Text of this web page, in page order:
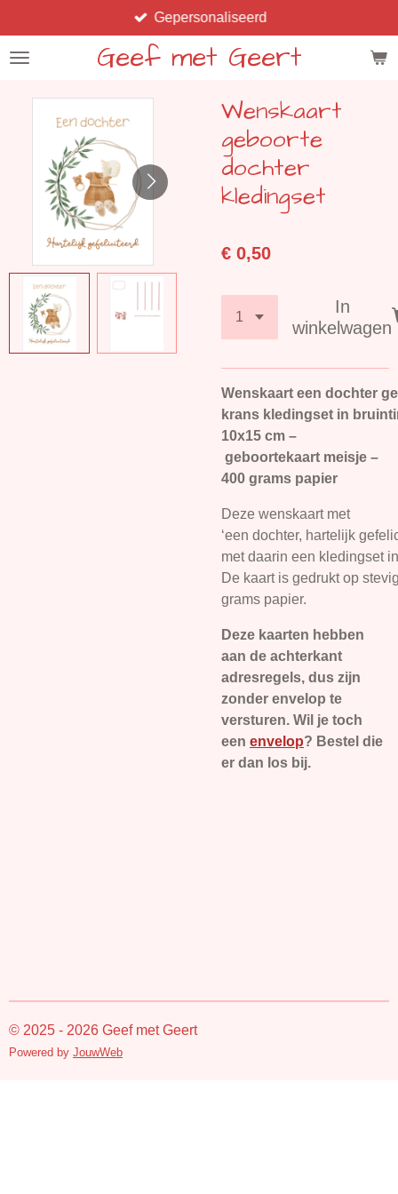
direct
naar
hoofdinhoud
Geef met Geert
Gepersonaliseerd
Wenskaart
geboorte
dochter
kledingset
€ 0,50
In
winkelwagen
Wenskaart een dochter
krans kledingset in
10x15 cm –
geboortekaart meisje –
400 grams papier
Deze wenskaart met
‘een dochter, hartelijk
met daarin een kledingset
De kaart is gedrukt op
grams papier.
Deze kaarten hebben
aan de achterkant
adresregels, dus zijn
zonder envelop te
versturen. Wil je toch
een envelop? Bestel die
er dan los bij.
© 2025 - 2026 Geef met Geert
Powered by JouwWeb